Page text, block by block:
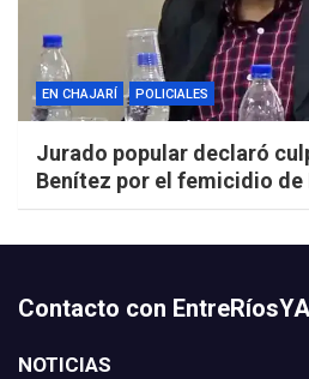
EN CHAJARÍ POLICIALES
Jurado popular declaró
Benítez por el femicidio de
Contacto con EntreRíosYA
NOTICIAS